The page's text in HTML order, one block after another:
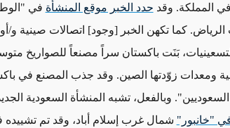
المملكة. وقد حدد الخبر موقع المنشأة في
كما تكهن الخبر [وجود] اتصالات صينية و/
بَنَت باكستان سراً مصنعاً للصواريخ
زوّدتها الصين. وقد جذب المصنع في
وبالفعل، تشبه المنشأة السعودية
"خانبور" شمال غرب إسلام أباد، وقد تم تشييده